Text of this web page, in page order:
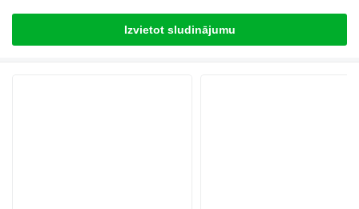
Izvietot sludinājumu